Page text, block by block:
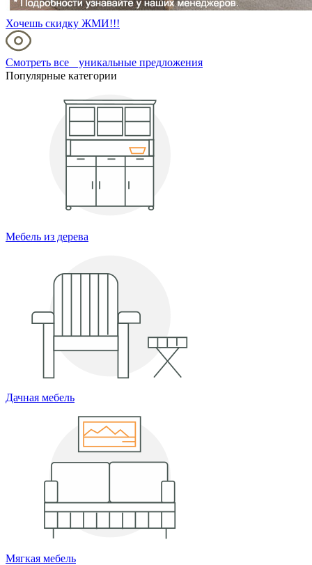
Хочешь скидку ЖМИ!!!
Смотреть все уникальные предложения
Популярные категории
Мебель из дерева
Дачная мебель
Мягкая мебель